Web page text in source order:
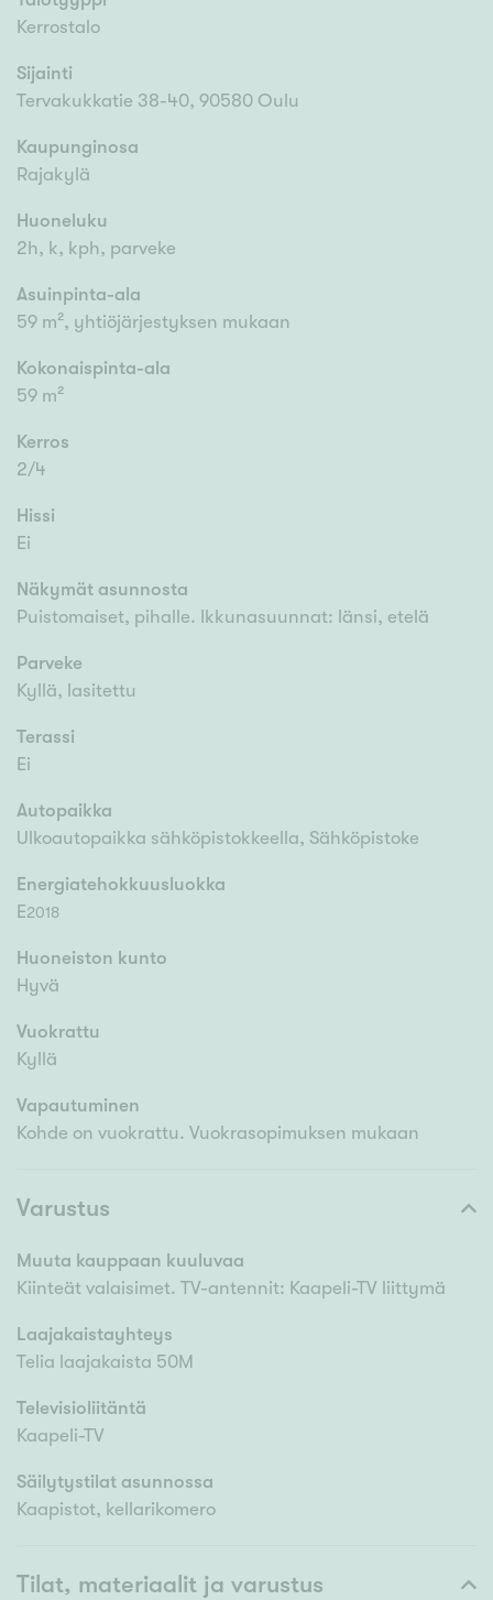
Kerrostalo
Sijainti
Tervakukkatie 38-40, 90580 Oulu
Kaupunginosa
Rajakylä
Huoneluku
2h, k, kph, parveke
Asuinpinta-ala
59 m², yhtiöjärjestyksen mukaan
Kokonaispinta-ala
59 m²
Kerros
2/4
Hissi
Ei
Näkymät asunnosta
Puistomaiset, pihalle. Ikkunasuunnat: länsi, etelä
Parveke
Kyllä, lasitettu
Terassi
Ei
Autopaikka
Ulkoautopaikka sähköpistokkeella, Sähköpistoke
Energiatehokkuusluokka
E2018
Huoneiston kunto
Hyvä
Vuokrattu
Kyllä
Vapautuminen
Kohde on vuokrattu. Vuokrasopimuksen mukaan
Varustus
Muuta kauppaan kuuluvaa
Kiinteät valaisimet. TV-antennit: Kaapeli-TV liittymä
Laajakaistayhteys
Telia laajakaista 50M
Televisioliitäntä
Kaapeli-TV
Säilytystilat asunnossa
Kaapistot, kellarikomero
Tilat, materiaalit ja varustus